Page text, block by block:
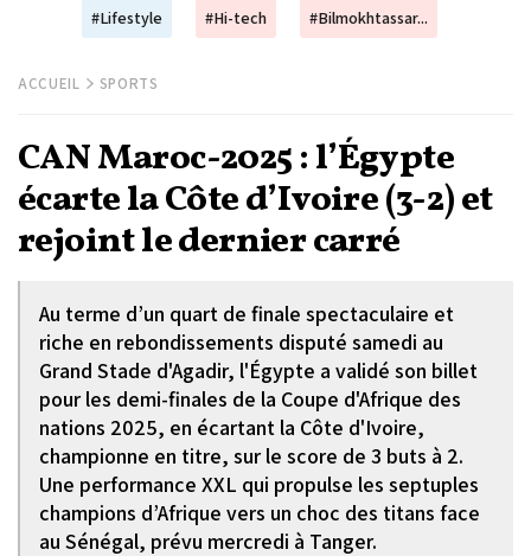
#Lifestyle #Hi-tech #Bilmokhtassar...
ACCUEIL SPORTS
CAN Maroc-2025 : l’Égypte
écarte la Côte d’Ivoire (3-2) et
rejoint le dernier carré
Au terme d’un quart de finale spectaculaire et
riche en rebondissements disputé samedi au
Grand Stade d'Agadir, l'Égypte a validé son billet
pour les demi-finales de la Coupe d'Afrique des
nations 2025, en écartant la Côte d'Ivoire,
championne en titre, sur le score de 3 buts à 2.
Une performance XXL qui propulse les septuples
champions d’Afrique vers un choc des titans face
au Sénégal, prévu mercredi à Tanger.